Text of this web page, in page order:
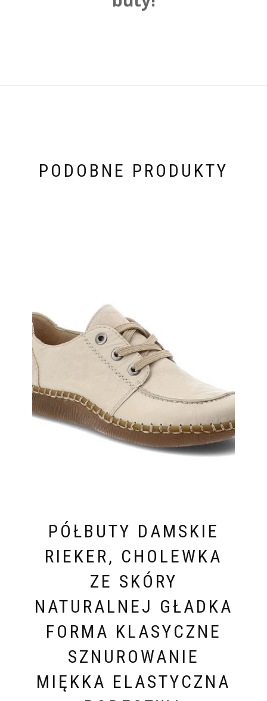
PODOBNE PRODUKTY
PÓŁBUTY DAMSKIE
RIEKER, CHOLEWKA
ZE SKÓRY
NATURALNEJ GŁADKA
FORMA KLASYCZNE
SZNUROWANIE
MIĘKKA ELASTYCZNA